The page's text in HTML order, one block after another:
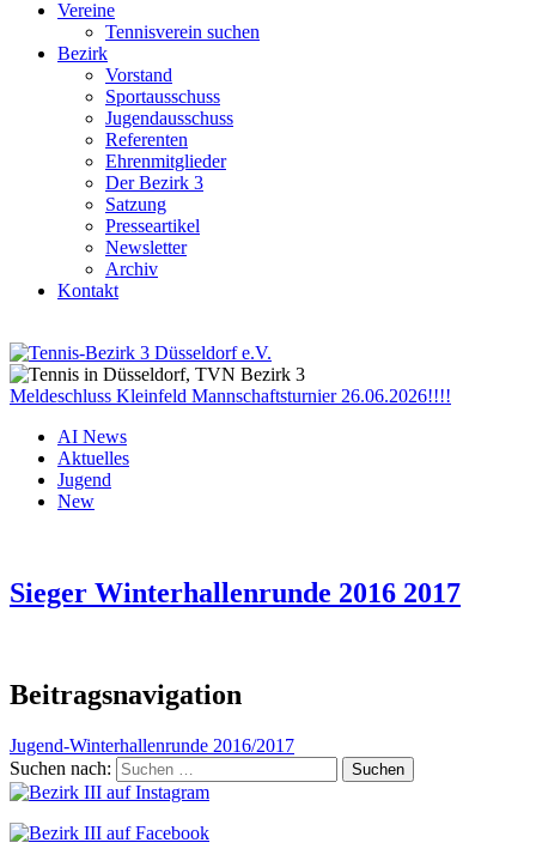
Vereine
Tennisverein suchen
Bezirk
Vorstand
Sportausschuss
Jugendausschuss
Referenten
Ehrenmitglieder
Der Bezirk 3
Satzung
Presseartikel
Newsletter
Archiv
Kontakt
Meldeschluss Kleinfeld Mannschaftsturnier 26.06.2026!!!!
AI News
Aktuelles
Jugend
New
Sieger Winterhallenrunde 2016 2017
Beitragsnavigation
Jugend-Winterhallenrunde 2016/2017
Suchen nach: